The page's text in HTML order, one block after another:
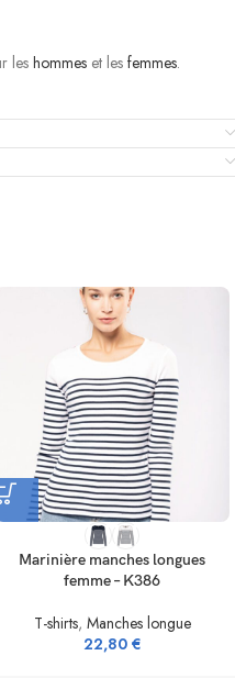
les hommes et les femmes.
Marinière manches longues
femme – K386
T-shirts, Manches longue
22,80 €